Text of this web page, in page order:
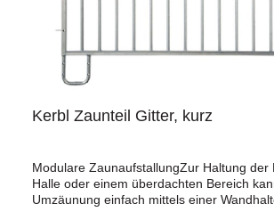
Kerbl Zaunteil Gitter, kurz
Modulare ZaunaufstallungZur Haltung der
Halle oder einem überdachten Bereich
Umzäunung einfach mittels einer